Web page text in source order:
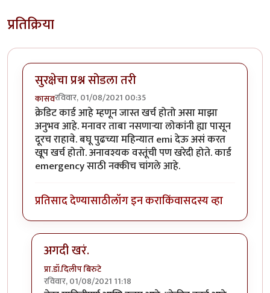
प्रतिक्रिया
सुरक्षेचा प्रश्न सोडला तरी
कासवरविवार, 01/08/2021 00:35
क्रेडिट कार्ड आहे म्हणून जास्त खर्च होतो असा माझा
अनुभव आहे. मनावर ताबा नसणाऱ्या लोकांनी ह्या पासून
दूरच राहावे. बघू पुढच्या महिन्यात emi देऊ असं करत
खूप खर्च होतो. अनावश्यक वस्तूंची पण खरेदी होते. कार्ड
emergency साठी नक्कीच चांगले आहे.
प्रतिसाद देण्यासाठीलॉग इन कराकिंवासदस्य व्हा
अगदी खरं.
प्रा.डॉ.दिलीप बिरुटे
रविवार, 01/08/2021 11:18